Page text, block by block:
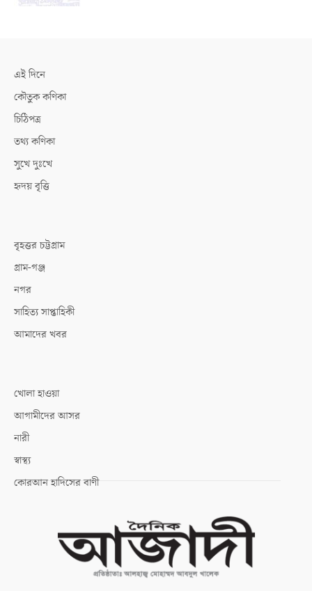
এই দিনে
কৌতুক কণিকা
চিঠিপত্র
তথ্য কণিকা
সুখে দুঃখে
হৃদয় বৃত্তি
বৃহত্তর চট্টগ্রাম
গ্রাম-গঞ্জ
নগর
সাহিত্য সাপ্তাহিকী
আমাদের খবর
খোলা হাওয়া
আগামীদের আসর
নারী
স্বাস্থ্য
কোরআন হাদিসের বাণী